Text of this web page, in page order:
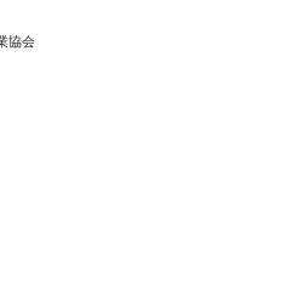
協会